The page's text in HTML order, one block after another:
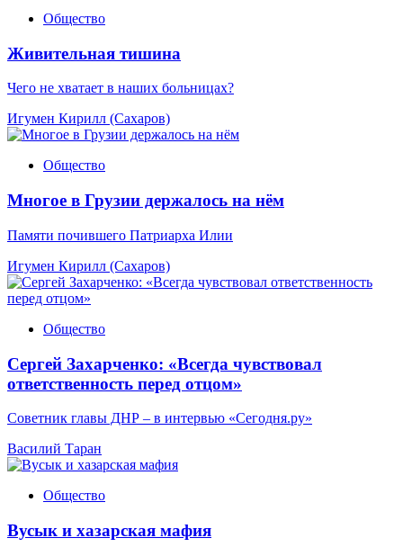
Общество
Живительная тишина
Чего не хватает в наших больницах?
Игумен Кирилл (Сахаров)
Общество
Многое в Грузии держалось на нём
Памяти почившего Патриарха Илии
Игумен Кирилл (Сахаров)
Общество
Сергей Захарченко: «Всегда чувствовал
ответственность перед отцом»
Советник главы ДНР – в интервью «Сегодня.ру»
Василий Таран
Общество
Вусык и хазарская мафия